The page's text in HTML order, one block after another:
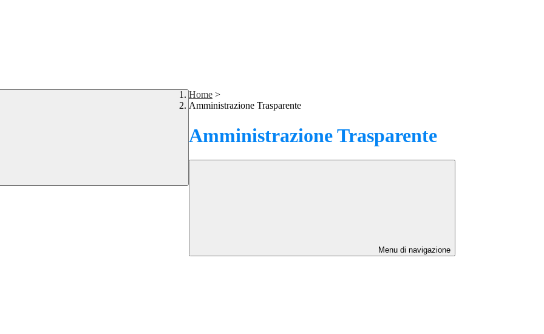
Home >
Amministrazione Trasparente
Amministrazione Trasparente
Menu di navigazione